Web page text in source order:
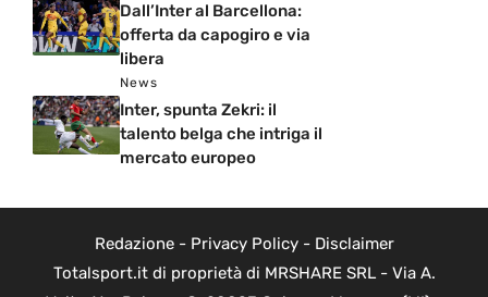
Dall’Inter al Barcellona:
offerta da capogiro e via
libera
News
Inter, spunta Zekri: il
talento belga che intriga il
mercato europeo
Redazione- Privacy Policy- Disclaimer
Totalsport.it di proprietà di MRSHARE SRL - Via A.